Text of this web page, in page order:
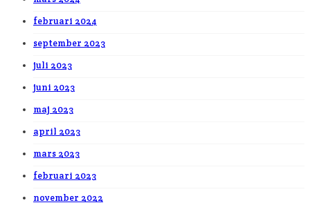
februari 2024
september 2023
juli 2023
juni 2023
maj 2023
april 2023
mars 2023
februari 2023
november 2022